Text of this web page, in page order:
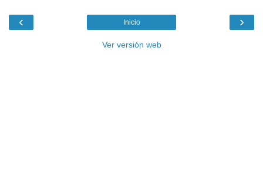
‹ ›
Inicio
Ver versión web